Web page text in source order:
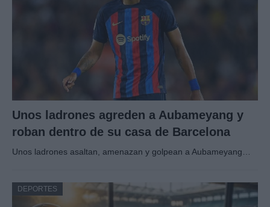
Unos ladrones agreden a Aubameyang y
roban dentro de su casa de Barcelona
Unos ladrones asaltan, amenazan y golpean a Aubameyang…
DEPORTES